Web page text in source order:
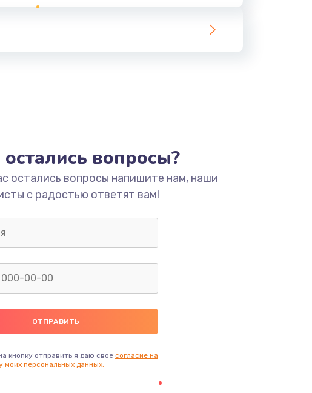
остались вопросы?
остались вопросы напишите нам, наши
с радостью ответят вам!
кнопку отправить я даю свое согласие на
моих персональных данных.